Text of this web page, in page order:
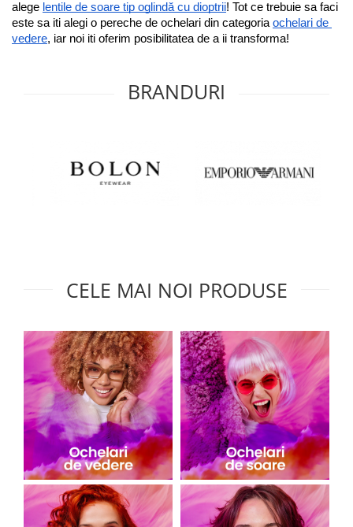
alege lentile de soare tip oglindă cu dioptrii! Tot ce trebuie sa faci
este sa iti alegi o pereche de ochelari din categoria ochelari de
vedere, iar noi iti oferim posibilitatea de a ii transforma!
BRANDURI
CELE MAI NOI PRODUSE